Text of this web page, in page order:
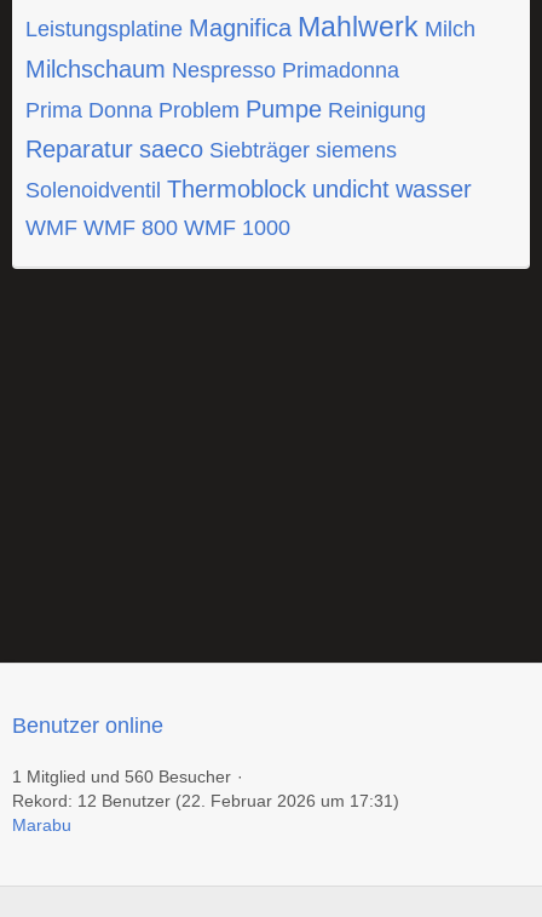
Leistungsplatine Magnifica Mahlwerk Milch
Milchschaum Nespresso Primadonna
Prima Donna Problem Pumpe Reinigung
Reparatur saeco Siebträger siemens
Solenoidventil Thermoblock undicht wasser
WMF WMF 800 WMF 1000
Benutzer online
1 Mitglied und 560 Besucher
Rekord: 12 Benutzer (22. Februar 2026 um 17:31)
Marabu